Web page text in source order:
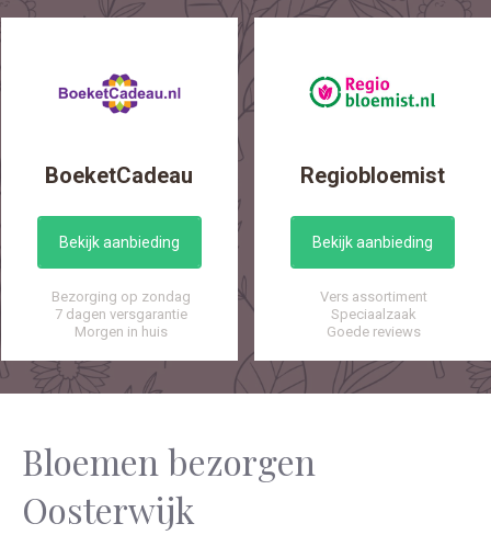
BoeketCadeau
Bekijk aanbieding
Bezorging op zondag
7 dagen versgarantie
Morgen in huis
Regiobloemist
Bekijk aanbieding
Vers assortiment
Speciaalzaak
Goede reviews
Bloemen bezorgen
Oosterwijk